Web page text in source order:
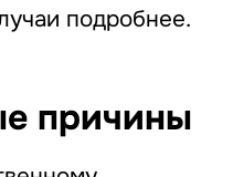
подробнее.
причины